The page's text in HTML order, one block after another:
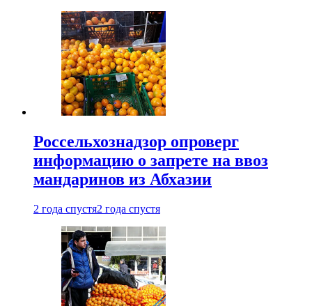
Россельхознадзор опроверг
информацию о запрете на ввоз
мандаринов из Абхазии
2 года спустя2 года спустя